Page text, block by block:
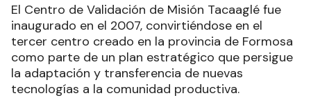
El Centro de Validación de Misión Tacaaglé fue
inaugurado en el 2007, convirtiéndose en el
tercer centro creado en la provincia de Formosa
como parte de un plan estratégico que persigue
la adaptación y transferencia de nuevas
tecnologías a la comunidad productiva.